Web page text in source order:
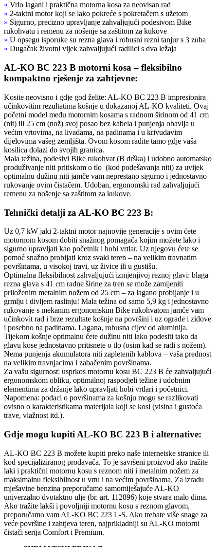
» Vrlo lagani i praktična motorna kosa za neovisan rad
» 2-taktni motor koji se lako pokreće s pokretačem s užetom
» Sigurno, precizno upravljanje zahvaljujući podesivom Bike
rukohvatu i remenu za nošenje sa zaštitom za kukove
» U opsegu isporuke su rezna glava i robusni rezni tanjur s 3 zuba
» Dugačak životni vijek zahvaljujući radilici s dva ležaja
AL-KO BC 223 B motorni kosa – fleksibilno
kompaktno rješenje za zahtjevne:
Kosite neovisno i gdje god želite: AL-KO BC 223 B impresionira
učinkovitim rezultatima košnje u dokazanoj AL-KO kvaliteti. Ovaj
početni model među motornim kosama s radnom širinom od 41 cm
(nit) ili 25 cm (nož) svoj posao bez kabela i punjenja obavlja u
većim vrtovima, na livadama, na padinama i u krivudavim
dijelovima vašeg zemljišta. Ovom kosom radite tamo gdje vaša
kosilica dolazi do svojih granica.
Mala težina, podesivi Bike rukohvat (B drška) i udobno automatsko
produživanje niti pritiskom o tlo (kod podešavanja niti) za uvijek
optimalnu dužinu niti jamče vam neprestano sigurno i jednostavno
rukovanje ovim čistačem. Udoban, ergonomski rad zahvaljujući
remenu za nošenje sa zaštitom za kukove.
Tehnički detalji za AL-KO BC 223 B:
Uz 0,7 kW jaki 2-taktni motor najnovije generacije s ovim ćete
motornom kosom dobiti snažnog pomagača kojim možete lako i
sigurno upravljati kao početnik i hobi vrtlar. Uz njegovu ćete se
pomoć snažno probijati kroz svaki teren – na velikim travnatim
površinama, u visokoj travi, uz živice ili u gustišu.
Optimalna fleksibilnost zahvaljujući izmjenjivoj reznoj glavi: blaga
rezna glava s 41 cm radne širine za tren se može zamijeniti
priloženim metalnim nožem od 25 cm – za lagano probijanje i u
grmlju i divljem raslinju! Mala težina od samo 5,9 kg i jednostavno
rukovanje s mekanim ergonomskim Bike rukohvatom jamče vam
učinkovit rad i brze rezultate košnje na površini i uz ograde i zidove
i posebno na padinama. Lagana, robusna cijev od aluminija.
Tijekom košnje optimalnu ćete dužinu niti lako podesiti tako da
glavu kose jednostavno pritisnete o tlo (osim kad se radi s nožem).
Nema punjenja akumulatora niti zapletenih kablova – vaša prednost
na velikim travnjacima i zabačenim površinama.
Za vašu sigurnost: usprkos motornu kosu BC 223 B će zahvaljujući
ergonomskom obliku, optimalnoj raspodjeli težine i udobnim
elementima za držanje lako upravljati hobi vrtlari i početnici.
Napomena: podaci o površinama za košnju mogu se razlikovati
ovisno o karakteristikama materijala koji se kosi (visina i gustoća
trave, vlažnost itd.).
Gdje mogu kupiti AL-KO BC 223 B i alternative:
AL-KO BC 223 B možete kupiti preko naše internetske stranice ili
kod specijaliziranog prodavača. To je savršeni proizvod ako tražite
laki i praktični motornu kosu s reznom niti i metalnim nožem za
maksimalnu fleksibilnost u vrtu i na većim površinama. Za izradu
mješavine benzina preporučamo samomiješajuće AL-KO
univerzalno dvotaktno ulje (br. art. 112896) koje stvara malo dima.
Ako tražite lakši i povoljniji motornu kosu s reznom glavom,
preporučamo vam AL-KO BC 223 L-S. Ako trebate više snage za
veće površine i zahtjeva teren, najprikladniji su AL-KO motorni
čistači serija Comfort i Premium.